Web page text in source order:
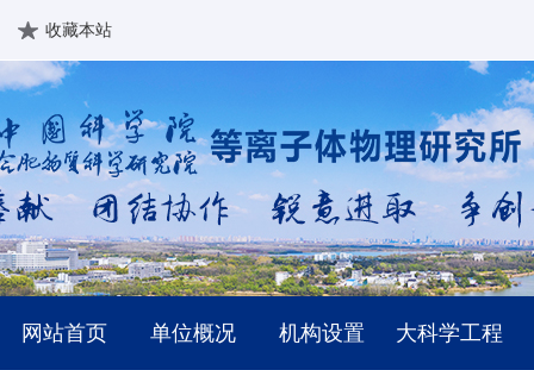
收藏本站
网站首页 单位概况 机构设置 大科学工程